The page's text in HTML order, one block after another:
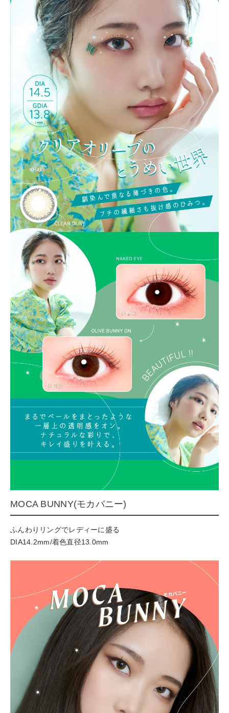
MOCA BUNNY(モカバニー)
ふんわりリングでレディーに盛る
DIA14.2mm/着色直径13.0mm